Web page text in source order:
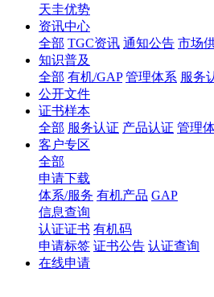
天圭优势
资讯中心
全部 TGC资讯 通知公告 市场
知识普及
全部 有机/GAP 管理体系 服务
公开文件
证书样本
全部 服务认证 产品认证 管理
客户专区
全部
申请下载
体系/服务 有机产品 GAP
信息查询
认证证书 有机码
申请标签 证书公告 认证查询
在线申请